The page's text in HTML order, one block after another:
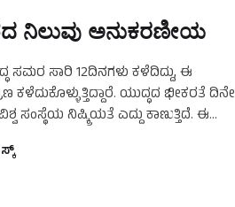
ನಿಲುವು ಅನುಕರಣೀಯ
ಸಾರಿ 12ದಿನಗಳು ಕಳೆದಿದ್ದು, ಈ
ಕಳೆದುಕೊಳ್ಳುತ್ತಿದ್ದಾರೆ. ಯುದ್ಧದ ಭೀಕರತೆ ದಿನೇ
ಸಂಸ್ಥೆಯ ನಿಷ್ಕ್ರಿಯತೆ ಎದ್ದು ಕಾಣುತ್ತಿದೆ. ಈ